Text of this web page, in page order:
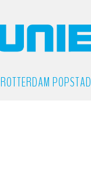
ROTTERDAM POPSTAD